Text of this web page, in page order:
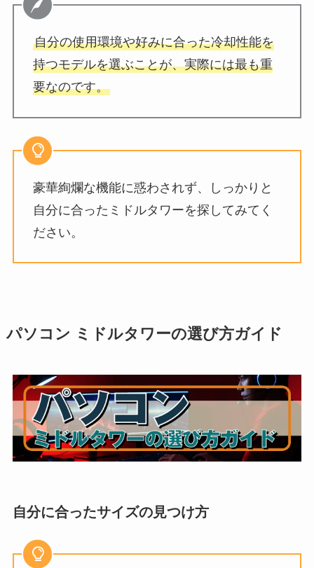
自分の使用環境や好みに合った冷却性能を
持つモデルを選ぶことが、実際には最も重
要なのです。
豪華絢爛な機能に惑わされず、しっかりと
自分に合ったミドルタワーを探してみてく
ださい。
パソコン ミドルタワーの選び方ガイド
自分に合ったサイズの見つけ方